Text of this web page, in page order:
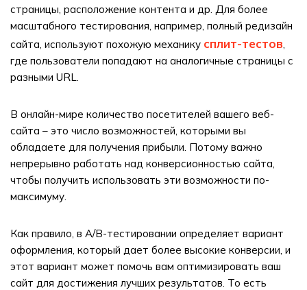
страницы, расположение контента и др. Для более
масштабного тестирования, например, полный редизайн
сайта, используют похожую механику сплит-тестов,
где пользователи попадают на аналогичные страницы с
разными URL.
В онлайн-мире количество посетителей вашего веб-
сайта – это число возможностей, которыми вы
обладаете для получения прибыли. Потому важно
непрерывно работать над конверсионностью сайта,
чтобы получить использовать эти возможности по-
максимуму.
Как правило, в A/B-тестировании определяет вариант
оформления, который дает более высокие конверсии, и
этот вариант может помочь вам оптимизировать ваш
сайт для достижения лучших результатов. То есть